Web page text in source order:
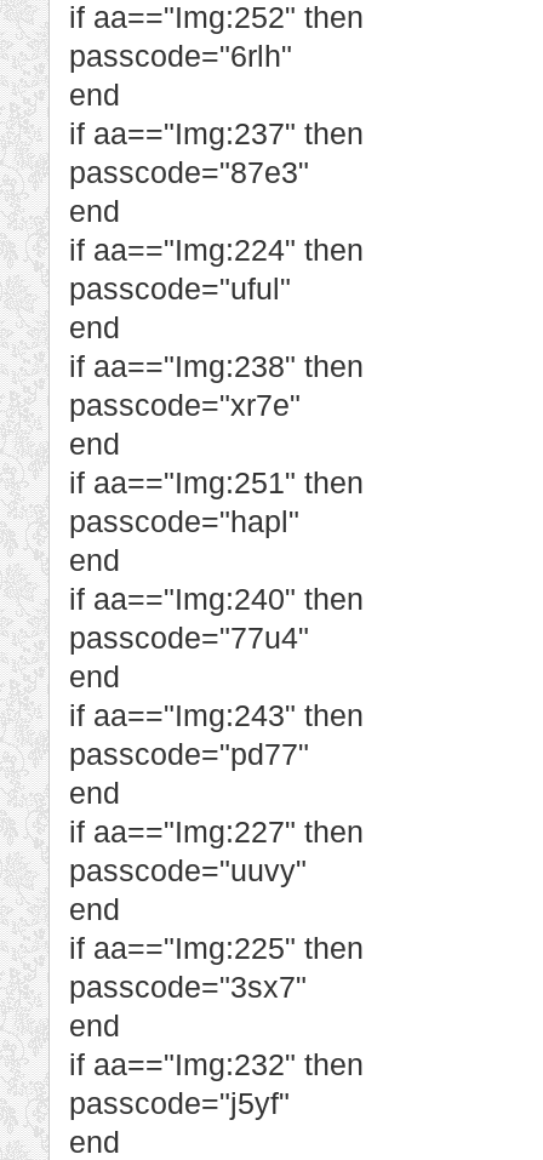
if aa=="Img:252" then
passcode="6rlh"
end
if aa=="Img:237" then
passcode="87e3"
end
if aa=="Img:224" then
passcode="uful"
end
if aa=="Img:238" then
passcode="xr7e"
end
if aa=="Img:251" then
passcode="hapl"
end
if aa=="Img:240" then
passcode="77u4"
end
if aa=="Img:243" then
passcode="pd77"
end
if aa=="Img:227" then
passcode="uuvy"
end
if aa=="Img:225" then
passcode="3sx7"
end
if aa=="Img:232" then
passcode="j5yf"
end